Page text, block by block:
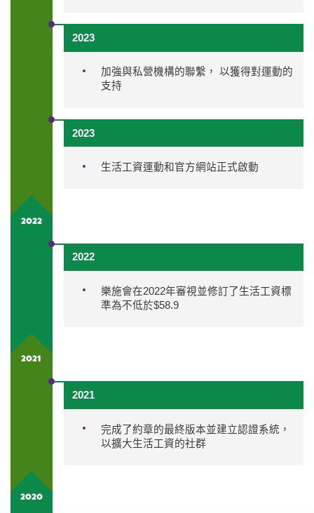
2023
加強與私營機構的聯繫， 以獲得對運動的
支持
2023
生活工資運動和官方網站正式啟動
2022
2022
樂施會在2022年審視並修訂了生活工資標
準為不低於$58.9
2021
2021
完成了約章的最終版本並建立認證系統，
以擴大生活工資的社群
2020